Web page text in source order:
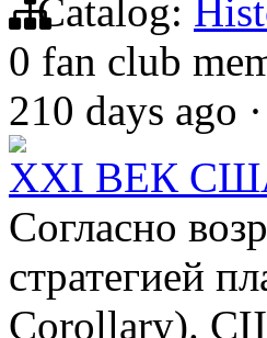
Catalog:
0 fan club
210 days ago ·
XXI ВЕК
Согласно
стратегией
Corollary).